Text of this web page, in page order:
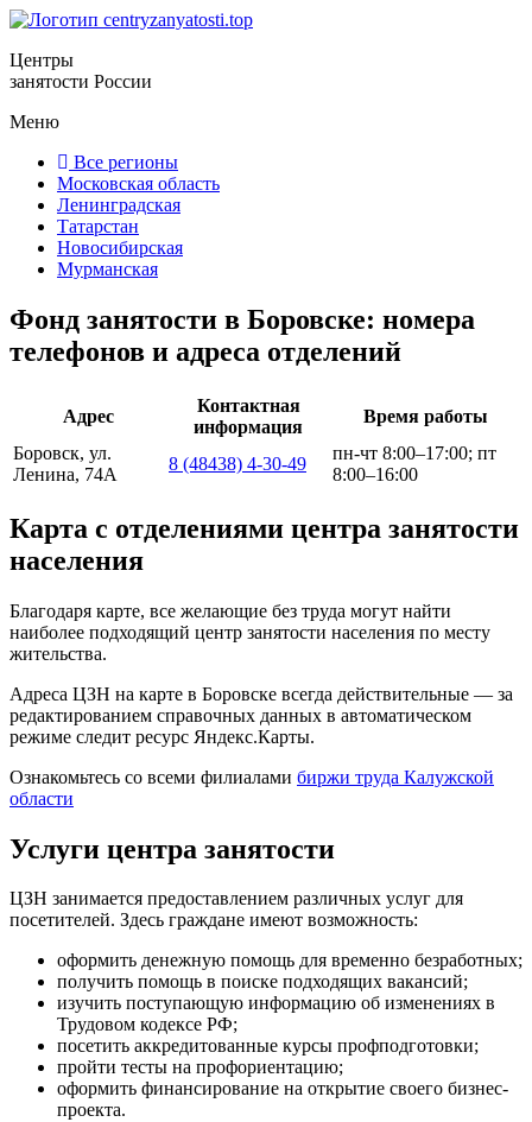
Центры
занятости России
Меню
Все регионы
Московская область
Ленинградская
Татарстан
Новосибирская
Мурманская
Фонд занятости в Боровске: номера
телефонов и адреса отделений
Адрес
Контактная
информация
Время работы
Боровск, ул.
Ленина, 74А
8 (48438) 4-30-49
пн-чт 8:00–17:00; пт
8:00–16:00
Карта с отделениями центра занятости
населения
Благодаря карте, все желающие без труда могут найти
наиболее подходящий центр занятости населения по месту
жительства.
Адреса ЦЗН на карте в Боровске всегда действительные — за
редактированием справочных данных в автоматическом
режиме следит ресурс Яндекс.Карты.
Ознакомьтесь со всеми филиалами биржи труда Калужской
области
Услуги центра занятости
ЦЗН занимается предоставлением различных услуг для
посетителей. Здесь граждане имеют возможность:
оформить денежную помощь для временно безработных;
получить помощь в поиске подходящих вакансий;
изучить поступающую информацию об изменениях в
Трудовом кодексе РФ;
посетить аккредитованные курсы профподготовки;
пройти тесты на профориентацию;
оформить финансирование на открытие своего бизнес-
проекта.